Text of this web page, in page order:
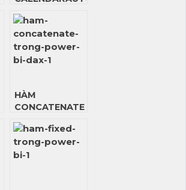
POWER BI DAX
HÀM
CONCATENATE
POWER BI DAX